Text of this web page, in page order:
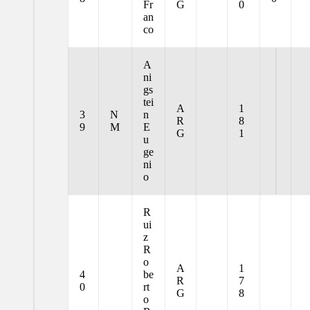
Fr
an
co
G
0
3
9
N
M
A
ni
gs
tei
n
E
u
ge
ni
o
A
R
G
1
8
1
4
0
R
ui
z
R
o
be
rt
o
A
R
G
1
7
8